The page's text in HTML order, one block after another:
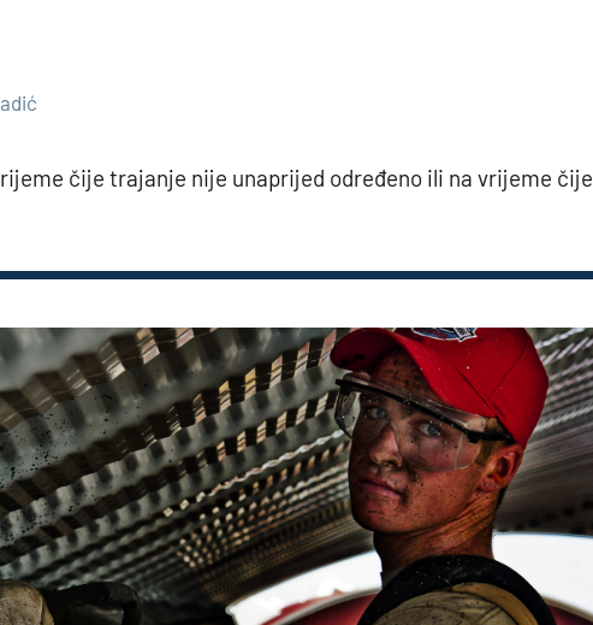
čije trajanje nije unaprijed određeno ili na vrijeme čije